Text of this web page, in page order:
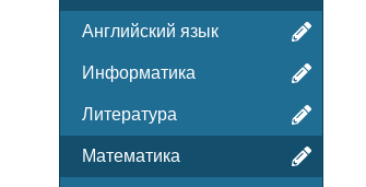
Английский язык
Информатика
Литература
Математика